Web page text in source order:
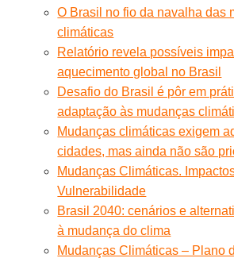
O Brasil no fio da navalha das
climáticas
Relatório revela possíveis
aquecimento global no Brasil
Desafio do Brasil é pôr em
adaptação às mudanças
Mudanças climáticas exigem
cidades, mas ainda não são
Mudanças Climáticas.
Vulnerabilidade
Brasil 2040: cenários e
à mudança do clima
Mudanças Climáticas – Plano